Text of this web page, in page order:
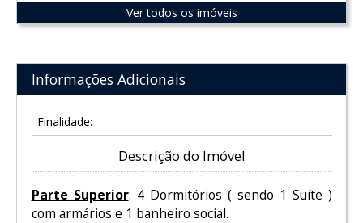
Ver todos os imóveis
Informações Adicionais
Finalidade:
Descrição do Imóvel
Parte Superior: 4 Dormitórios ( sendo 1 Suíte )
com armários e 1 banheiro social.